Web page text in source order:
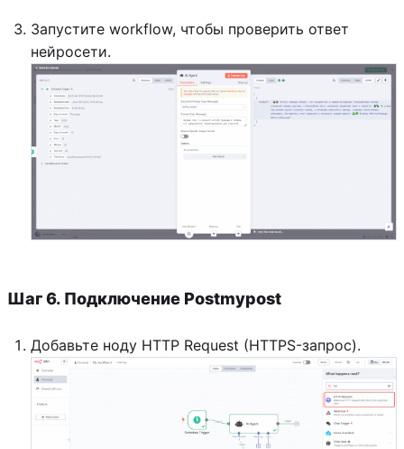
Запустите workflow, чтобы проверить ответ
нейросети.
Шаг 6. Подключение Postmypost
Добавьте ноду HTTP Request (HTTPS-запрос).